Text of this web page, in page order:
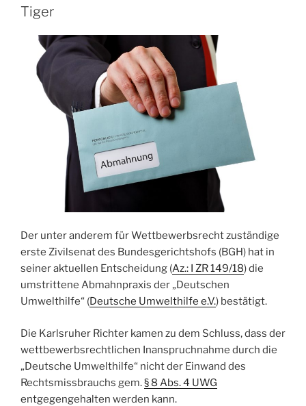
sofort
Pflicht“
Tiger
Der unter anderem für Wettbewerbsrecht zuständige
erste Zivilsenat des Bundesgerichtshofs (BGH) hat in
seiner aktuellen Entscheidung (Az.: I ZR 149/18) die
umstrittene Abmahnpraxis der „Deutschen
Umwelthilfe“ (Deutsche Umwelthilfe e.V.) bestätigt.
Die Karlsruher Richter kamen zu dem Schluss, dass der
wettbewerbsrechtlichen Inanspruchnahme durch die
„Deutsche Umwelthilfe“ nicht der Einwand des
Rechtsmissbrauchs gem.§ 8 Abs. 4 UWG
entgegengehalten werden kann.